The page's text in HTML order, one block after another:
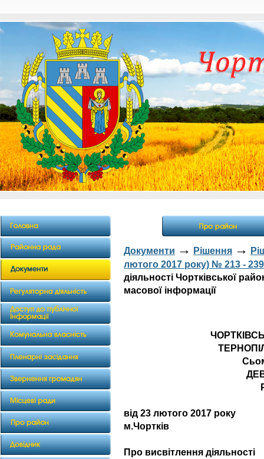
Документи → Рішення →
лютого 2017 року) № 213 - 239
діяльності Чортківської
масової інформації
від 23 лютого
м.Чортків
Про висвітлення діяльності